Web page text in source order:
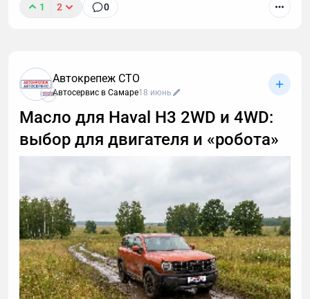
1 2 0
Автокрепеж СТО
Автосервис в Самаре18 июнь
Масло для Haval H3 2WD и 4WD:
выбор для двигателя и «робота»